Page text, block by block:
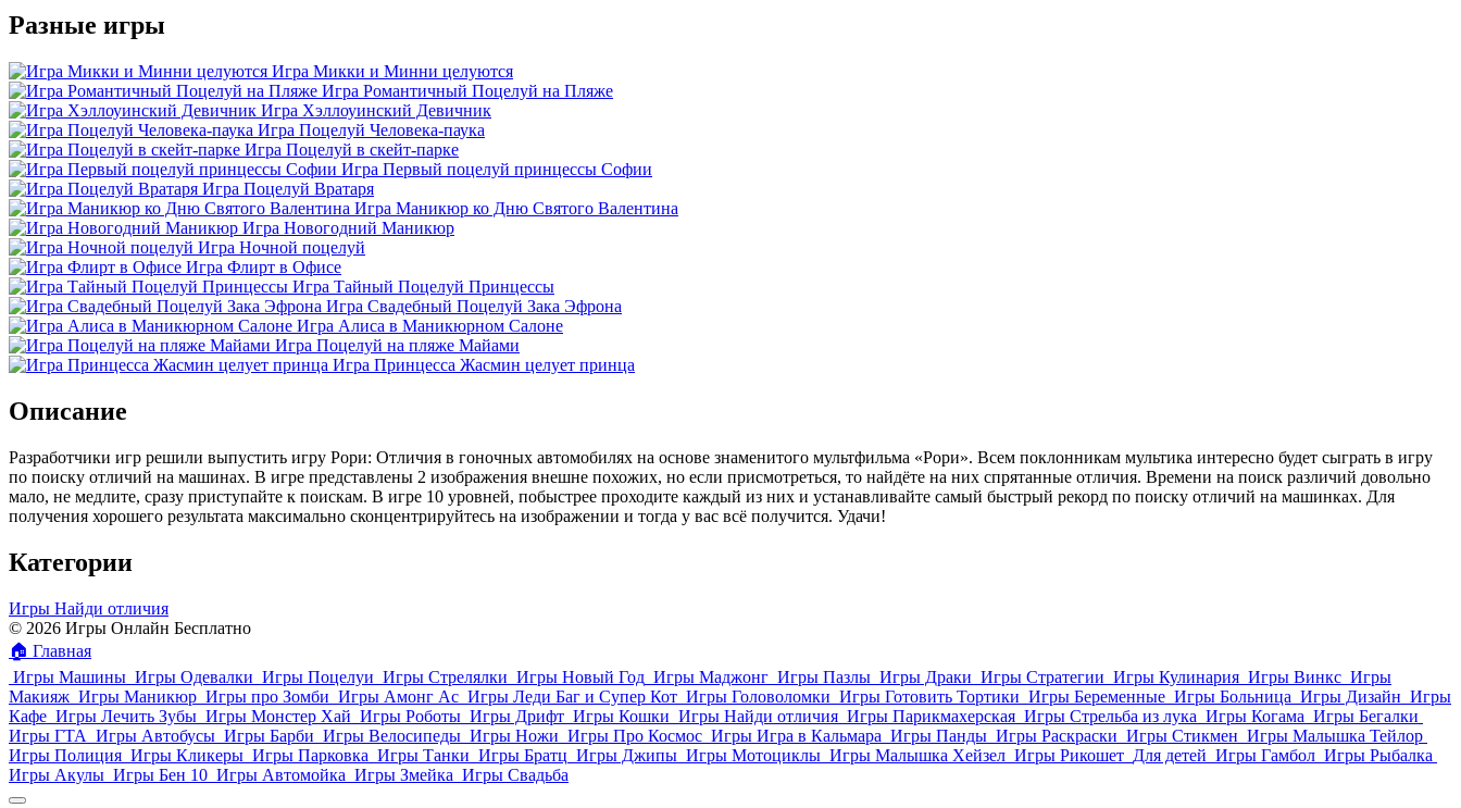
Разные игры
Игра Микки и Минни целуются
Игра Романтичный Поцелуй на Пляже
Игра Хэллоуинский Девичник
Игра Поцелуй Человека-паука
Игра Поцелуй в скейт-парке
Игра Первый поцелуй принцессы Софии
Игра Поцелуй Вратаря
Игра Маникюр ко Дню Святого Валентина
Игра Новогодний Маникюр
Игра Ночной поцелуй
Игра Флирт в Офисе
Игра Тайный Поцелуй Принцессы
Игра Свадебный Поцелуй Зака Эфрона
Игра Алиса в Маникюрном Салоне
Игра Поцелуй на пляже Майами
Игра Принцесса Жасмин целует принца
Описание
Разработчики игр решили выпустить игру Рори: Отличия в гоночных автомобилях на основе знаменитого мультфильма «Рори». Всем поклонникам мультика интересно будет сыграть в игру
по поиску отличий на машинах. В игре представлены 2 изображения внешне похожих, но если присмотреться, то найдёте на них спрятанные отличия. Времени на поиск различий довольно
мало, не медлите, сразу приступайте к поискам. В игре 10 уровней, побыстрее проходите каждый из них и устанавливайте самый быстрый рекорд по поиску отличий на машинках. Для
получения хорошего результата максимально сконцентрируйтесь на изображении и тогда у вас всё получится. Удачи!
Категории
Игры Найди отличия
© 2026 Игры Онлайн Бесплатно
🏠 Главная
Игры Машины Игры Одевалки Игры Поцелуи Игры Стрелялки Игры Новый Год Игры Маджонг Игры Пазлы Игры Драки Игры Стратегии Игры Кулинария Игры Винкс Игры
Макияж Игры Маникюр Игры про Зомби Игры Амонг Ас Игры Леди Баг и Супер Кот Игры Головоломки Игры Готовить Тортики Игры Беременные Игры Больница Игры Дизайн Игры
Кафе Игры Лечить Зубы Игры Монстер Хай Игры Роботы Игры Дрифт Игры Кошки Игры Найди отличия Игры Парикмахерская Игры Стрельба из лука Игры Когама Игры Бегалки
Игры ГТА Игры Автобусы Игры Барби Игры Велосипеды Игры Ножи Игры Про Космос Игры Игра в Кальмара Игры Панды Игры Раскраски Игры Стикмен Игры Малышка Тейлор
Игры Полиция Игры Кликеры Игры Парковка Игры Танки Игры Братц Игры Джипы Игры Мотоциклы Игры Малышка Хейзел Игры Рикошет Для детей Игры Гамбол Игры Рыбалка
Игры Акулы Игры Бен 10 Игры Автомойка Игры Змейка Игры Свадьба